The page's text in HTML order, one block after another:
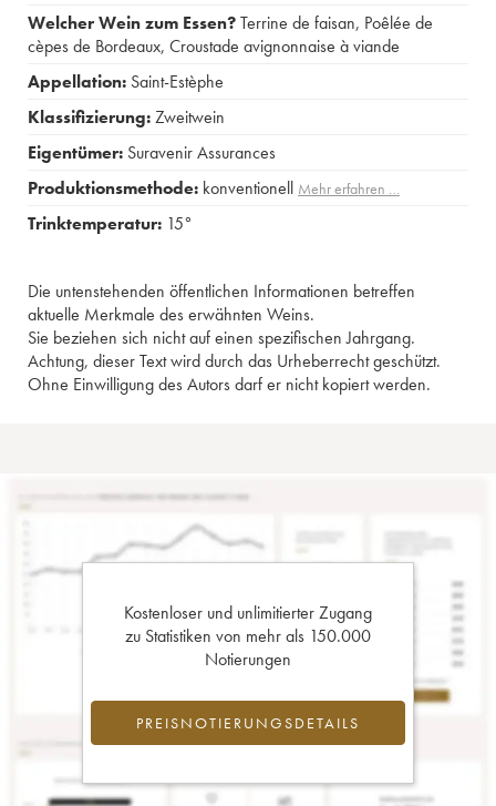
Welcher Wein zum Essen?Terrine de faisan, Poêlée de
cèpes de Bordeaux, Croustade avignonnaise à viande
Appellation: Saint-Estèphe
Klassifizierung:Zweitwein
Eigentümer: Suravenir Assurances
Produktionsmethode: konventionell Mehr erfahren …
Trinktemperatur: 15°
Die untenstehenden öffentlichen Informationen betreffen
aktuelle Merkmale des erwähnten Weins.
Sie beziehen sich nicht auf einen spezifischen Jahrgang.
Achtung, dieser Text wird durch das Urheberrecht geschützt.
Ohne Einwilligung des Autors darf er nicht kopiert werden.
Kostenloser und unlimitierter Zugang
zu Statistiken von mehr als 150.000
Notierungen
PREISNOTIERUNGSDETAILS